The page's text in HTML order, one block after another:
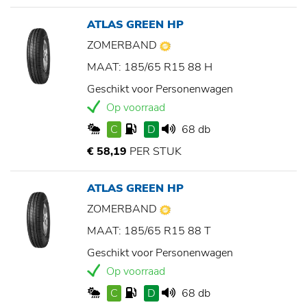
ATLAS GREEN HP
ZOMERBAND
MAAT: 185/65 R15 88 H
Geschikt voor Personenwagen
Op voorraad
C
D
68 db
€ 58,19 PER STUK
ATLAS GREEN HP
ZOMERBAND
MAAT: 185/65 R15 88 T
Geschikt voor Personenwagen
Op voorraad
C
D
68 db